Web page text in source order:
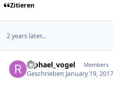
Zitieren
2 years later...
raphael_vogel Members
Geschrieben January 19,